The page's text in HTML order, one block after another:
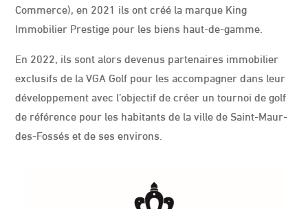
Commerce), en 2021 ils ont créé la marque King
Immobilier Prestige pour les biens haut-de-gamme.
En 2022, ils sont alors devenus partenaires immobilier
exclusifs de la VGA Golf pour les accompagner dans leur
développement avec l’objectif de créer un tournoi de golf
de référence pour les habitants de la ville de Saint-Maur-
des-Fossés et de ses environs.